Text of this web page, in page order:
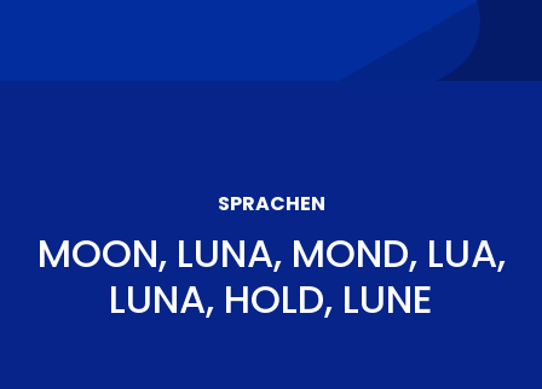
SPRACHEN
MOON, LUNA, MOND, LUA,
LUNA, HOLD, LUNE